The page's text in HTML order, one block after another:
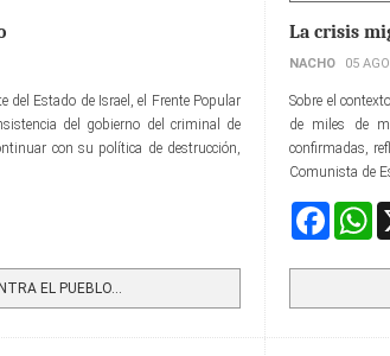
del Estado de Israel, el Frente Popular
del gobierno del criminal de
con su política de destrucción,
EL PUEBLO...
La crisis
NACHO 05
Sobre el
de miles de
confirmadas,
Comunista de
Facebook